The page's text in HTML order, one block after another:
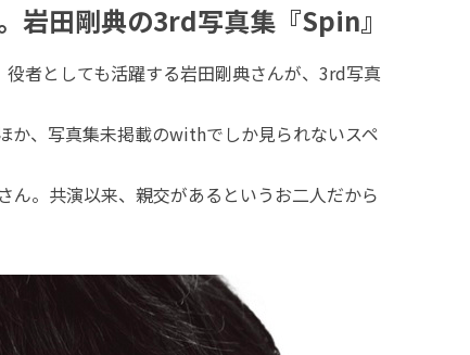
岩田剛典の3rd写真集『Spin』
者としても活躍する岩田剛典さんが、3rd写真
、写真集未掲載のwithでしか見られないスペ
。共演以来、親交があるというお二人だから